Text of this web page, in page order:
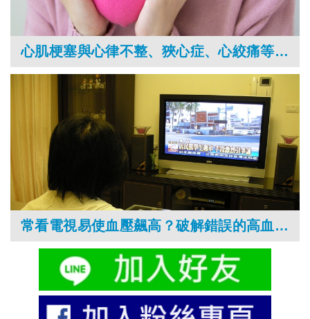
心肌梗塞與心律不整、狹心症、心絞痛等心臟病症狀如何區分
常看電視易使血壓飆高？破解錯誤的高血壓迷思